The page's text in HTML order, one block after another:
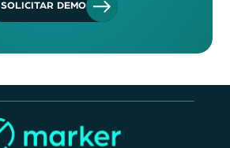
SOLICITAR DEMO